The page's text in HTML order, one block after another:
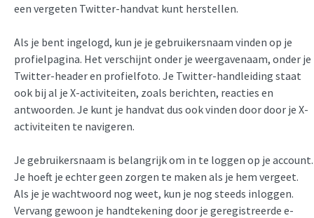
een vergeten Twitter-handvat kunt herstellen.
Als je bent ingelogd, kun je je gebruikersnaam vinden op je
profielpagina. Het verschijnt onder je weergavenaam, onder je
Twitter-header en profielfoto. Je Twitter-handleiding staat
ook bij al je X-activiteiten, zoals berichten, reacties en
antwoorden. Je kunt je handvat dus ook vinden door door je X-
activiteiten te navigeren.
Je gebruikersnaam is belangrijk om in te loggen op je account.
Je hoeft je echter geen zorgen te maken als je hem vergeet.
Als je je wachtwoord nog weet, kun je nog steeds inloggen.
Vervang gewoon je handtekening door je geregistreerde e-